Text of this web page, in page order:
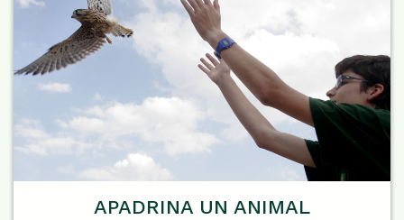
APADRINA UN ANIMAL